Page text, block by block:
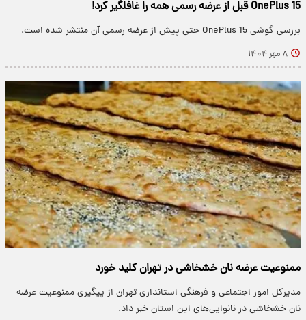
OnePlus 15 قبل از عرضه رسمی همه را غافلگیر کرد!
بررسی گوشی OnePlus 15 حتی پیش از عرضه رسمی آن منتشر شده است.
۸ مهر ۱۴۰۴
ممنوعیت عرضه نان خشخاشی در تهران کلید خورد
مدیرکل امور اجتماعی و فرهنگی استانداری تهران از پیگیری ممنوعیت عرضه
نان خشخاشی در نانوایی‌های این استان خبر داد.